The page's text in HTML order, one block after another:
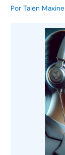
PorTalen Maxine